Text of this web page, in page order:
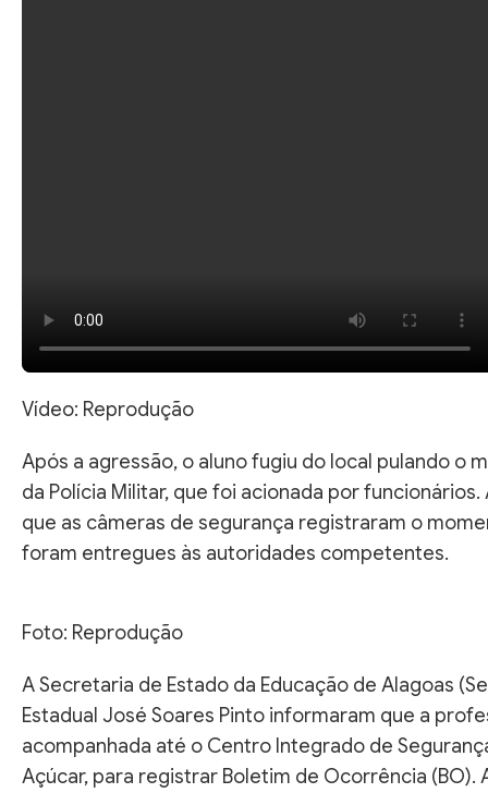
Vídeo: Reprodução
Após a agressão, o aluno fugiu do local pulando o
da Polícia Militar, que foi acionada por
que as câmeras de segurança registraram o
foram entregues às autoridades competentes.
Foto: Reprodução
A Secretaria de Estado da Educação de Alagoas
Estadual José Soares Pinto informaram que a
acompanhada até o Centro Integrado de
Açúcar, para registrar Boletim de Ocorrência (BO).